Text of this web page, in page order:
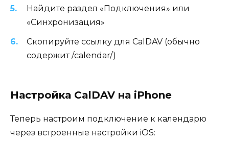
Найдите раздел «Подключения» или
«Синхронизация»
Скопируйте ссылку для CalDAV (обычно
содержит /calendar/)
Настройка CalDAV на iPhone
Теперь настроим подключение к календарю
через встроенные настройки iOS: